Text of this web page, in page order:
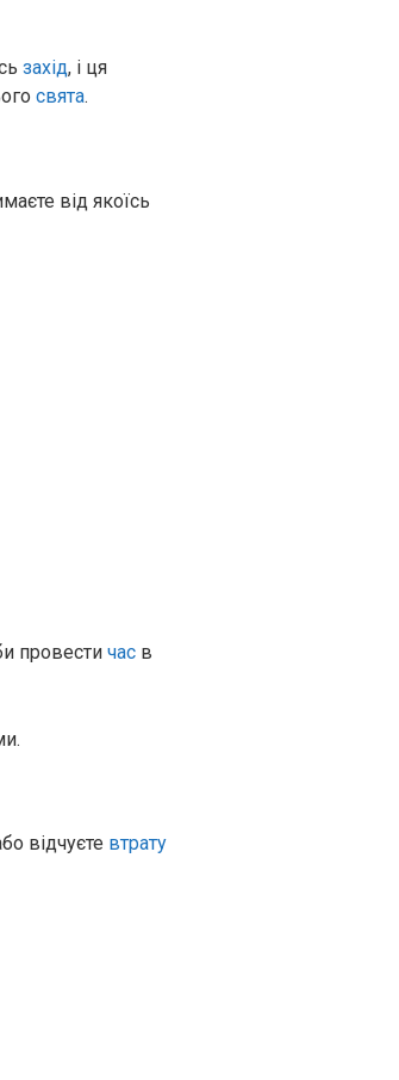
захід, і ця
свята.
від якоїсь
провести час в
відчуєте втрату